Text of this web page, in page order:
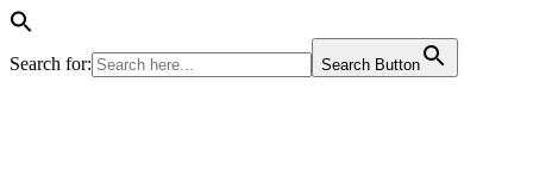
Search for: Search Button